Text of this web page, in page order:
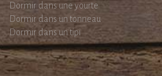
Dormir dans une yourte
Dormir dans un tonneau
Dormir dans un tipi